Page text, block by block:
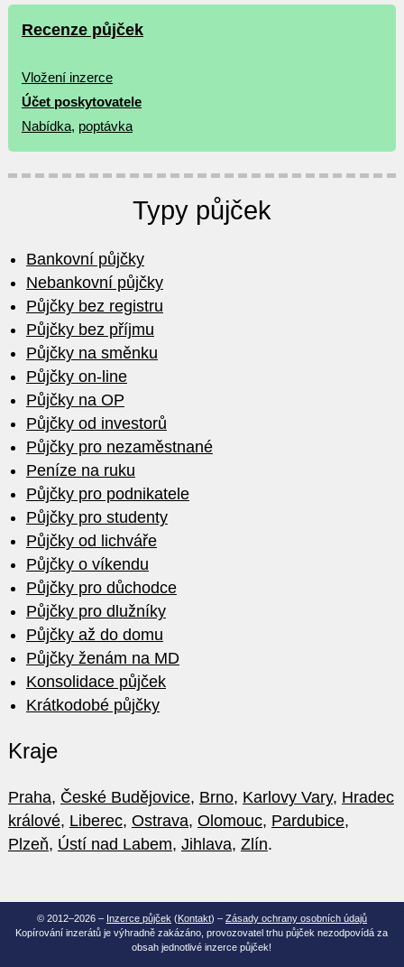
Recenze půjček
Vložení inzerce
Účet poskytovatele
Nabídka, poptávka
Typy půjček
Bankovní půjčky
Nebankovní půjčky
Půjčky bez registru
Půjčky bez příjmu
Půjčky na směnku
Půjčky on-line
Půjčky na OP
Půjčky od investorů
Půjčky pro nezaměstnané
Peníze na ruku
Půjčky pro podnikatele
Půjčky pro studenty
Půjčky od lichváře
Půjčky o víkendu
Půjčky pro důchodce
Půjčky pro dlužníky
Půjčky až do domu
Půjčky ženám na MD
Konsolidace půjček
Krátkodobé půjčky
Kraje
Praha, České Budějovice, Brno, Karlovy Vary, Hradec
králové, Liberec, Ostrava, Olomouc, Pardubice,
Plzeň, Ústí nad Labem, Jihlava, Zlín.
© 2012–2026 – Inzerce půjček (Kontakt) – Zásady ochrany osobních údajů
Kopírování inzerátů je výhradně zakázáno, provozovatel trhu půjček nezodpovídá za
obsah jednotlivé inzerce půjček!